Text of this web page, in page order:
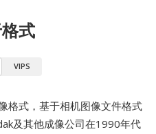
式
VIPS
格式，基于相机图像文件格式
及其他成像公司在1990年代